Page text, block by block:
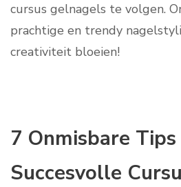
cursus gelnagels te volgen.
prachtige en trendy
creativiteit bloeien!
7 Onmisbare
Succesvolle